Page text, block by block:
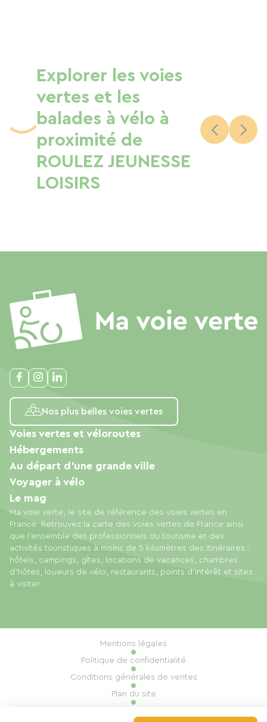
Explorer les voies
vertes et les
balades à vélo à
proximité de
ROULEZ JEUNESSE
LOISIRS
Nos plus belles voies vertes
Ma voie verte, le site de référence des voies vertes en
France. Retrouvez la carte des voies vertes de France ainsi
que l'ensemble des professionnels du tourisme et des
activités touristiques à moins de 5 kilomètres des itinéraires :
hôtels, campings, gîtes, locations de vacances, chambres
d'hôtes, loueurs de vélo, restaurants, points d'intérêt et sites
à visiter.
Voies vertes et véloroutes
Hébergements
Au départ d'une grande ville
Voyager à vélo
Le mag
Mentions légales
Politique de confidentialité
Conditions générales de ventes
Plan du site